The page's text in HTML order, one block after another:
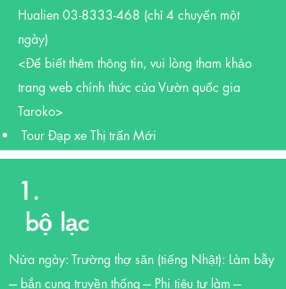
Hualien 03-8333-468 (chỉ 4 chuyến một
ngày)
<Để biết thêm thông tin, vui lòng tham khảo
trang web chính thức của Vườn quốc gia
Taroko>
Tour Đạp xe Thị trấn Mới
1.
​ bộ lạc
Nửa ngày: Trường thợ săn (tiếng Nhật): Làm bẫy
--- bắn cung truyền thống --- Phi tiêu tự làm ---